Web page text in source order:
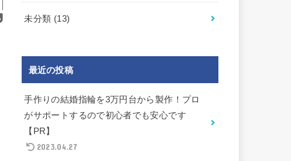
未分類 (13)
最近の投稿
手作りの結婚指輪を3万円台から製作！プロ
がサポートするので初心者でも安心です
【PR】
2023.04.27